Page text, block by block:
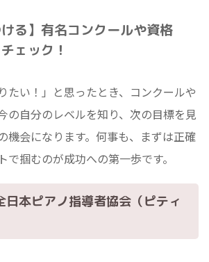
ける】有名コンクールや資格
ェック！
たい！」と思ったとき、コンクールや
の自分のレベルを知り、次の目標を見
機会になります。何事も、まずは正確
で掴むのが成功への第一歩です。
日本ピアノ指導者協会（ピティ